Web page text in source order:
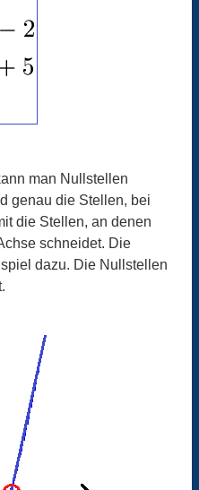
man Nullstellen
genau die Stellen, bei
die Stellen, an denen
schneidet. Die
dazu. Die Nullstellen